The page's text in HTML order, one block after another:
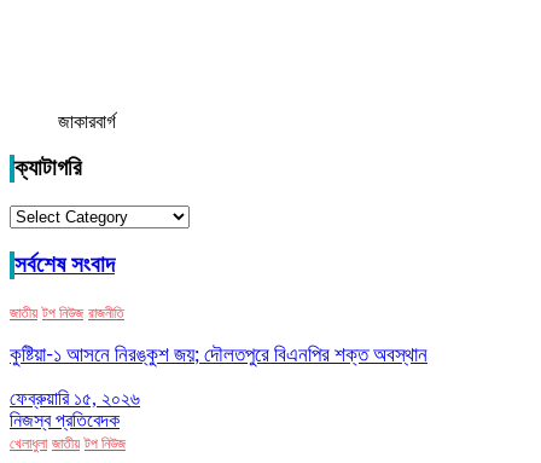
জাকারবার্গ
ক্যাটাগরি
ক্যাটাগরি
সর্বশেষ সংবাদ
জাতীয় টপ নিউজ রাজনীতি
কুষ্টিয়া-১ আসনে নিরঙ্কুশ জয়; দৌলতপুরে বিএনপির শক্ত অবস্থান
ফেব্রুয়ারি ১৫, ২০২৬
নিজস্ব প্রতিবেদক
খেলাধুলা জাতীয় টপ নিউজ